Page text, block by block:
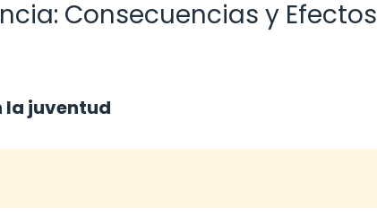
Consecuencias y Efectos
la juventud